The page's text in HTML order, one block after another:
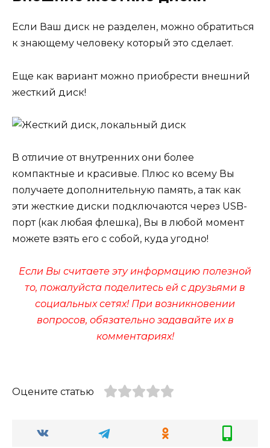
Если Ваш диск не разделен, можно обратиться
к знающему человеку который это сделает.
Еще как вариант можно приобрести внешний
жесткий диск!
В отличие от внутренних они более
компактные и красивые. Плюс ко всему Вы
получаете дополнительную память, а так как
эти жесткие диски подключаются через USB-
порт (как любая флешка), Вы в любой момент
можете взять его с собой, куда угодно!
Если Вы считаете эту информацию полезной
то, пожалуйста поделитесь ей с друзьями в
социальных сетях! При возникновении
вопросов, обязательно задавайте их в
комментариях!
Оцените статью